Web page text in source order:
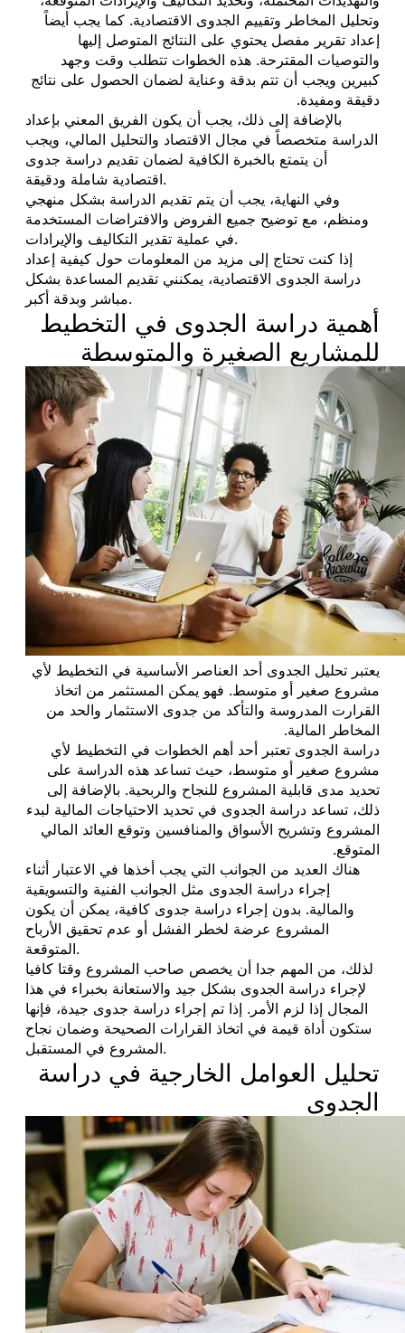
وتحليل المخاطر وتقييم الجدوى الاقتصادية. كما يجب أيضاً
إعداد تقرير مفصل يحتوي على النتائج المتوصل إليها
والتوصيات المقترحة. هذه الخطوات تتطلب وقت وجهد
كبيرين ويجب أن تتم بدقة وعناية لضمان الحصول على نتائج
دقيقة ومفيدة.
بالإضافة إلى ذلك، يجب أن يكون الفريق المعني بإعداد
الدراسة متخصصاً في مجال الاقتصاد والتحليل المالي، ويجب
أن يتمتع بالخبرة الكافية لضمان تقديم دراسة جدوى
اقتصادية شاملة ودقيقة.
وفي النهاية، يجب أن يتم تقديم الدراسة بشكل منهجي
ومنظم، مع توضيح جميع الفروض والافتراضات المستخدمة
في عملية تقدير التكاليف والإيرادات.
إذا كنت تحتاج إلى مزيد من المعلومات حول كيفية إعداد
دراسة الجدوى الاقتصادية، يمكنني تقديم المساعدة بشكل
مباشر وبدقة أكبر.
أهمية دراسة الجدوى في التخطيط
للمشاريع الصغيرة والمتوسطة
يعتبر تحليل الجدوى أحد العناصر الأساسية في التخطيط لأي
مشروع صغير أو متوسط. فهو يمكن المستثمر من اتخاذ
القرارت المدروسة والتأكد من جدوى الاستثمار والحد من
المخاطر المالية.
دراسة الجدوى تعتبر أحد أهم الخطوات في التخطيط لأي
مشروع صغير أو متوسط، حيث تساعد هذه الدراسة على
تحديد مدى قابلية المشروع للنجاح والربحية. بالإضافة إلى
ذلك، تساعد دراسة الجدوى في تحديد الاحتياجات المالية لبدء
المشروع وتشريح الأسواق والمنافسين وتوقع العائد المالي
المتوقع.
هناك العديد من الجوانب التي يجب أخذها في الاعتبار أثناء
إجراء دراسة الجدوى مثل الجوانب الفنية والتسويقية
والمالية. بدون إجراء دراسة جدوى كافية، يمكن أن يكون
المشروع عرضة لخطر الفشل أو عدم تحقيق الأرباح
المتوقعة.
لذلك، من المهم جدا أن يخصص صاحب المشروع وقتا كافيا
لإجراء دراسة الجدوى بشكل جيد والاستعانة بخبراء في هذا
المجال إذا لزم الأمر. إذا تم إجراء دراسة جدوى جيدة، فإنها
ستكون أداة قيمة في اتخاذ القرارات الصحيحة وضمان نجاح
المشروع في المستقبل.
تحليل العوامل الخارجية في دراسة
الجدوى